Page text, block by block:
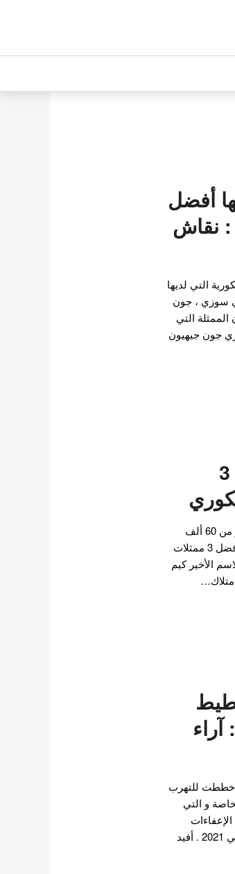
أفضل
: نقاش
التي لديها
سوزي ، جون
التي
جون جيهيون
الكوريون يسمون أفضل 3
منشور theqoo سريع الانتشار والذي حقق أكثر من 60 ألف
مشاهدة وما زال العدد في ازدياد، قام بتعيين أفضل 3 ممثلات
الأخير كيم
خططت للتهرب
الخاصة و التي
الضريبية العقارية للمبنى الذي قامت بشرائه في 2021 . أفيد